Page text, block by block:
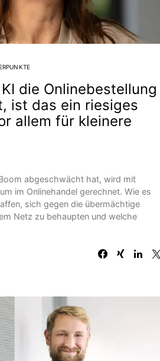
KI die Onlinebestellung
ist das ein riesiges
allem für kleinere
abgeschwächt hat, wird mit
im Onlinehandel gerechnet. Wie es
sich gegen die übermächtige
Netz zu behaupten und welche